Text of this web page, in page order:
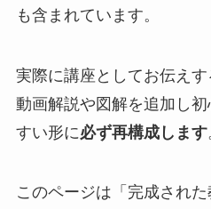
も含まれています。
実際に講座としてお伝えす
動画解説や図解を追加し
すい形に必ず再構成します
このページは「完成された